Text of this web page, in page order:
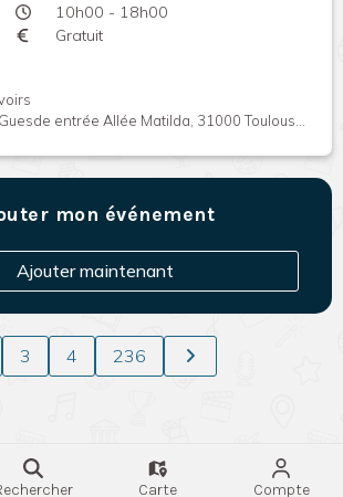
10h00 - 18h00
Gratuit
entrée Allée Matilda, 31000 Toulouse, France
mon événement
Ajouter maintenant
3 4 236
Carte Compte